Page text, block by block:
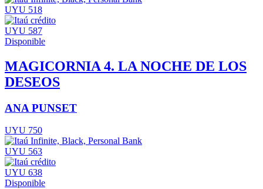
UYU 518
UYU 587
Disponible
MAGICORNIA 4. LA NOCHE DE LOS
DESEOS
ANA PUNSET
UYU 750
UYU 563
UYU 638
Disponible